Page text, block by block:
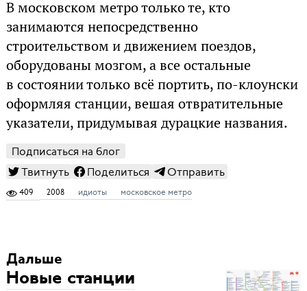
В московском метро только те, кто
занимаются непосредственно
строительством и движением поездов,
оборудованы мозгом, а все остальные
в состоянии только всё портить, по-клоунски
оформляя станции, вешая отвратительные
указатели, придумывая дурацкие названия.
Подписаться на блог
Твитнуть
Поделиться Отправить
409 2008 идиоты московское метро
Дальше
Новые станции